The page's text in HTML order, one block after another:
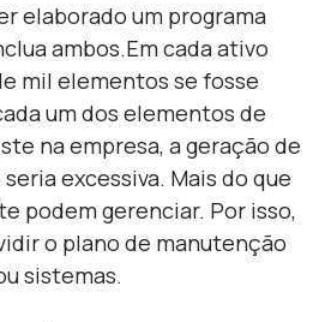
elaborado um programa
ambos.Em cada ativo
mil elementos se fosse
um dos elementos de
na empresa, a geração de
excessiva. Mais do que
podem gerenciar. Por isso,
o plano de manutenção
sistemas.